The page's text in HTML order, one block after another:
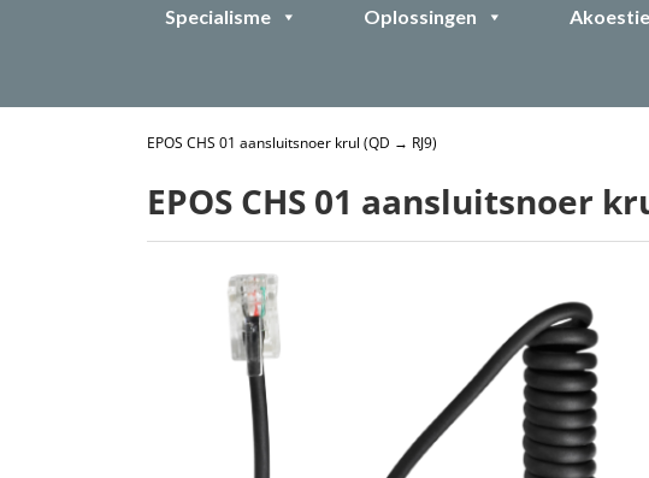
Specialisme Oplossingen
EPOS CHS 01 aansluitsnoer krul (QD → RJ9)
EPOS CHS 01 aansluitsnoer